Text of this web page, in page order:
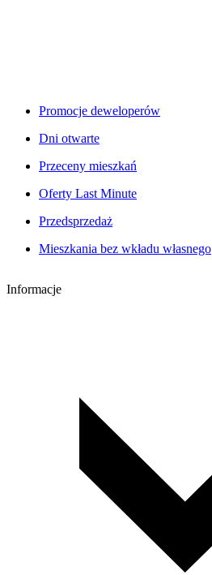
Promocje deweloperów
Dni otwarte
Przeceny mieszkań
Oferty Last Minute
Przedsprzedaż
Mieszkania bez wkładu własnego
Informacje